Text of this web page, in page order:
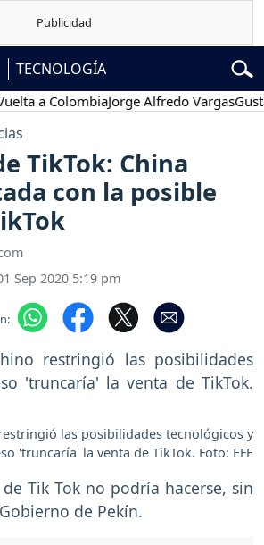
TECNOLOGÍA
a ColombiaJorge Alfredo VargasGustavo
TikTok: China
con la posible
Sep 2020 5:19 pm
las posibilidades tecnológicos y
'truncaría' la venta de TikTok. Foto: EFE
Tik Tok no podría hacerse, sin
de Pekín.